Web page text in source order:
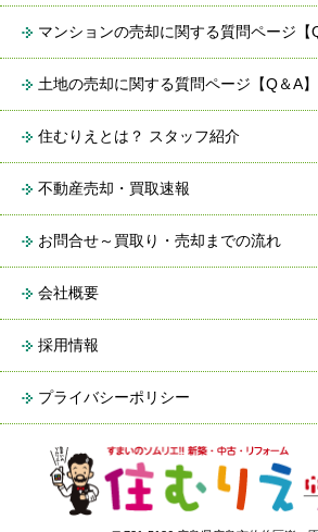
マンションの売却に関する質問ページ【
土地の売却に関する質問ページ【Q＆A】
住むりえとは？ スタッフ紹介
不動産売却・買取速報
お問合せ～買取り・売却までの流れ
会社概要
採用情報
プライバシーポリシー